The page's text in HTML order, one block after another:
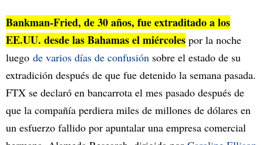
Bankman-Fried, de 30 años, fue extraditado a los
EE.UU. desde las Bahamas el miércoles por la noche
luego de varios días de confusión sobre el estado de su
extradición después de que fue detenido la semana pasada.
FTX se declaró en bancarrota el mes pasado después de
que la compañía perdiera miles de millones de dólares en
un esfuerzo fallido por apuntalar una empresa comercial